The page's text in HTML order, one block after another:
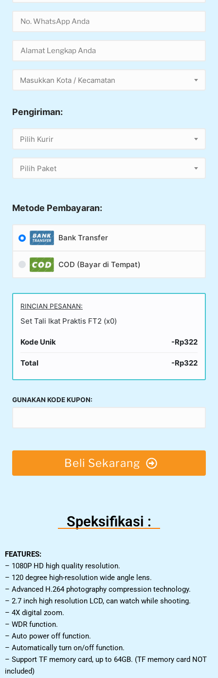
Masukkan Kota / Kecamatan
Pengiriman:
Pilih Kurir
Pilih Paket
Metode Pembayaran:
Bank Transfer
COD (Bayar di Tempat)
RINCIAN PESANAN:
Set Tali Ikat Praktis FT2 (x0)
Kode Unik -Rp322
Total -Rp322
GUNAKAN KODE KUPON:
Beli Sekarang
Speksifikasi :
FEATURES:
– 1080P HD high quality resolution.
– 120 degree high-resolution wide angle lens.
– Advanced H.264 photography compression technology.
– 2.7 inch high resolution LCD, can watch while shooting.
– 4X digital zoom.
– WDR function.
– Auto power off function.
– Automatically turn on/off function.
– Support TF memory card, up to 64GB. (TF memory card NOT
included)